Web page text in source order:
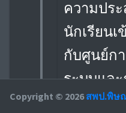
ความปร
นักเรียนเ
กับศูนย์ก
ระบบแล
อัธยาศั
Copyright © 2026สพป.พิษ